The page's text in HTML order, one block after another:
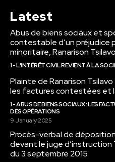
Latest
Abus de biens sociaux et
contestable d’un préjudice
minoritaire, Ranarison
1 - L'INTÉRÊT CIVIL REVIENT À LA
Plainte de Ranarison
les factures contestées et
1 - ABUS DE BIENS SOCIAUX : LES
DES OPÉRATIONS
9 January 2025
Procès-verbal de
devant le juge d’instruction
du 3 septembre 2015